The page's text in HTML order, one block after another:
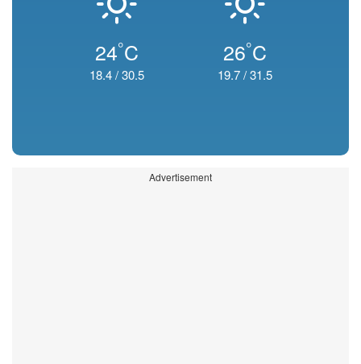
24°C
18.4/30.5
26°C
19.7/31.5
Advertisement